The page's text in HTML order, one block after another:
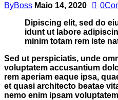
ByBoss Maio 14, 2020 0
Dipiscing elit, sed do
idunt ut labore
minim totam rem iste
Sed ut perspiciatis, unde
voluptatem accusantium
rem aperiam eaque ipsa,
et quasi architecto beatae
nemo enim ipsam